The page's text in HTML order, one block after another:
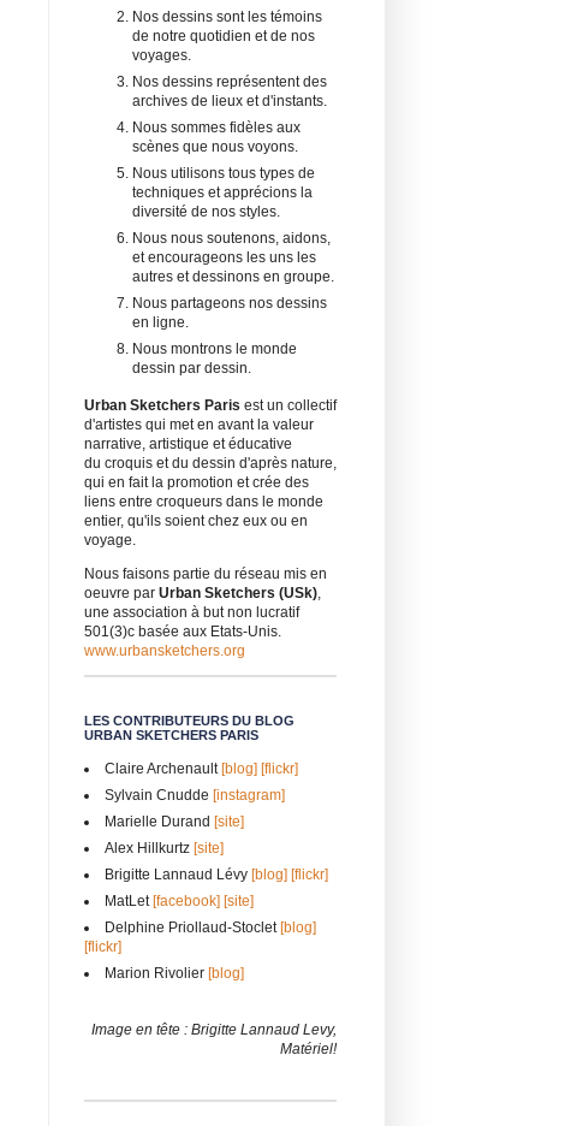
Nos dessins sont les témoins
de notre quotidien et de nos
voyages.
Nos dessins représentent des
archives de lieux et d'instants.
Nous sommes fidèles aux
scènes que nous voyons.
Nous utilisons tous types de
techniques et apprécions la
diversité de nos styles.
Nous nous soutenons, aidons,
et encourageons les uns les
autres et dessinons en groupe.
Nous partageons nos dessins
en ligne.
Nous montrons le monde
dessin par dessin.
Urban Sketchers Paris est un collectif
d'artistes qui met en avant la valeur
narrative, artistique et éducative
du croquis et du dessin d'après nature,
qui en fait la promotion et crée des
liens entre croqueurs dans le monde
entier, qu'ils soient chez eux ou en
voyage.
Nous faisons partie du réseau mis en
oeuvre par Urban Sketchers (USk)
une association à but non lucratif
501(3)c basée aux Etats-Unis.
www.urbansketchers.org
LES CONTRIBUTEURS DU BLOG
URBAN SKETCHERS PARIS
Claire Archenault[blog] [flickr]
Sylvain Cnudde [instagram]
Marielle Durand [site]
Alex Hillkurtz [site]
Brigitte Lannaud Lévy [blog] [flickr]
MatLet[facebook] [site]
Delphine Priollaud-Stoclet[blog]
[flickr]
Marion Rivolier [blog]
Image en tête : Brigitte Lannaud Levy,
Matériel!